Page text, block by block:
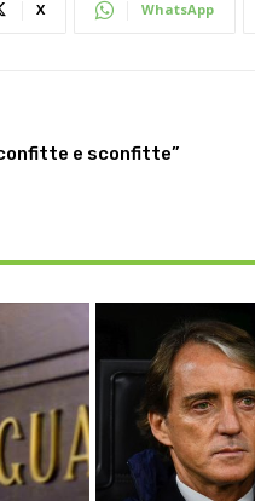
X WhatsApp
e sconfitte”